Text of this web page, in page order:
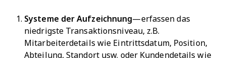
Systeme der Aufzeichnung—erfassen das
niedrigste Transaktionsniveau, z.B.
Mitarbeiterdetails wie Eintrittsdatum, Position,
Abteilung, Standort usw. oder Kundendetails wie